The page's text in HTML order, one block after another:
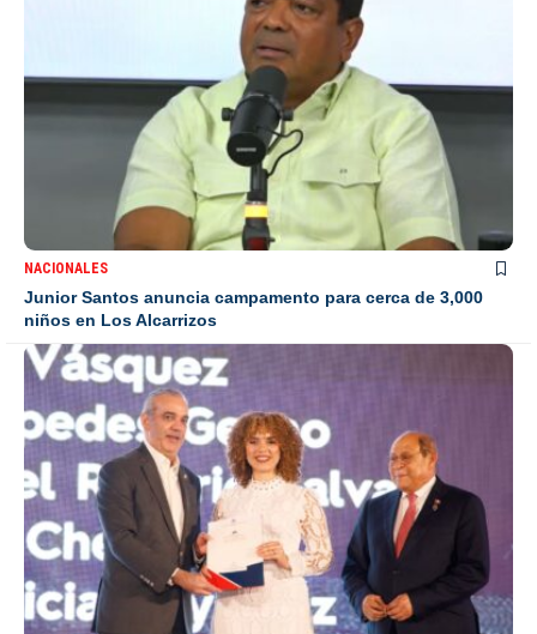
NACIONALES
Junior Santos anuncia campamento para cerca de 3,000
niños en Los Alcarrizos